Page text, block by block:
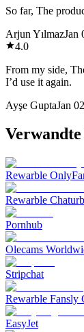
So far, The
Arjun YılmazJan
4.0
From my side,
I’d use it again.
Ayşe GuptaJan
Rewarble
Rewarble
Pornhub
Olecams
Stripchat
Rewarble Fansly
EasyJet